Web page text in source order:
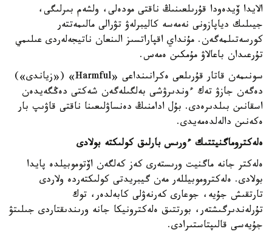
الايدا ۆيدەودا قۇرىلعىنىڭ ناقتى مودەلى، ولشەم بىرلىگى،
جيىلىك دياپازونى نەمەسە كاليبرلەۋ تۋرالى مالىمەتتەر
كورسەتىلمەگەن. مۇنداي اقپاراتسىز الىنعان ناتيجەلەردى عىلىمي
تۇرعىدان باعالاۋ مۇمكىن ەمەس.
سونىمەن قاتار قۇرىلعى ەكرانىنداعى «Harmful» («زياندى»)
دەگەن جازۋ تەك ءوندىرۋشى بەلگىلەگەن شەكتى دەڭگەيدەن
اسقانىن بىلدىرەدى. بۇل ادامنىڭ دەنساۋلىعىنا ناقتى قاۋىپ بار
ەكەنىن دالەلدەمەيدى.
ەلەكتروماگنيتتىك ءورىس بارلىق كولىكتە بولادى
ەلەكتر جانە ماگنيت ورىستەرى كەز كەلگەن اۆتوموبيلدە پايدا
بولادى. ەلەكتروموبيللەر مەن گيبريدتى كولىكتەردە ولاردى
تارتقىش جۇيە، جوعارى كەرنەۋلى كابەلدەر، توك
تۇرلەندىرگىشتەر، بورتتىق ەلەكترونيكا جانە ورىندىقتاردى جىلىتۋ
جۇيەسى قالىپتاستىرادى.